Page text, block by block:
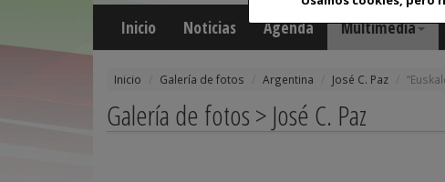
Inicio Noticias Agenda Multimedia
Inicio Galería de fotos Argentina José C. Paz
Galería de fotos > José C. Paz